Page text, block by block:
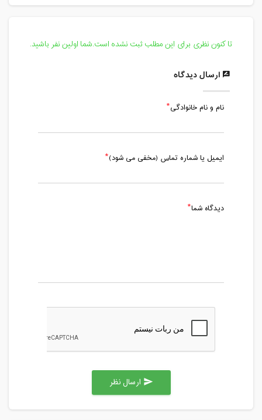
تا کنون نظری برای این مطلب ثبت نشده است.شما اولین نفر باشید.
ارسال دیدگاه
نام و نام خانوادگی
ایمیل یا شماره تماس (مخفی می شود)
دیدگاه شما
send